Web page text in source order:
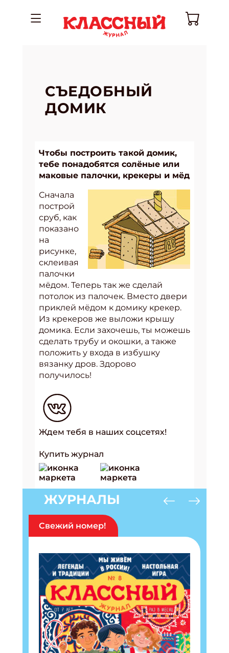
СЪЕДОБНЫЙ
ДОМИК
Чтобы построить такой домик,
тебе понадобятся солёные или
маковые палочки, крекеры и мёд
Сначала
построй
сруб, как
показано
на
рисунке,
склеивая
палочки
мёдом. Теперь так же сделай
потолок из палочек. Вместо двери
приклей мёдом к домику крекер.
Из крекеров же выложи крышу
домика. Если захочешь, ты можешь
сделать трубу и окошки, а также
положить у входа в избушку
вязанку дров. Здорово
получилось!
Ждем тебя в наших соцсетях!
Купить журнал
ЖУРНАЛЫ
Свежий номер!